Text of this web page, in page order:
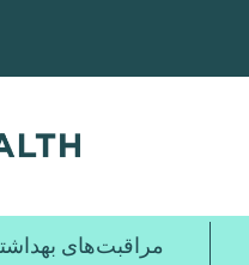
محتوای
مراقبت‌های